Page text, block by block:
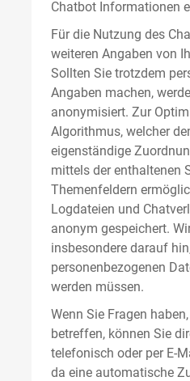
Chatbot Informationen
Für die Nutzung des
weiteren Angaben von
Sollten Sie trotzdem
Angaben machen,
anonymisiert. Zur
Algorithmus, welcher
eigenständige
mittels der enthaltenen
Themenfeldern
Logdateien und
anonym gespeichert.
insbesondere darauf
personenbezogenen
werden müssen.
Wenn Sie Fragen
betreffen, können Sie
telefonisch oder per E-
da eine automatische